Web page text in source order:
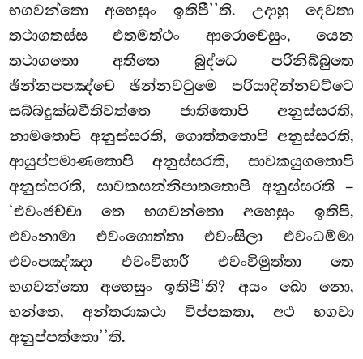
භගවන්තො අහෙසුං ඉතිපී’’ති. උදාහු දෙවතා
තථාගතස්ස එතමත්ථං ආරොචෙසුං, යෙන
තථාගතො අතීතෙ බුද්ධෙ පරිනිබ්බුතෙ
ඡින්නපපඤ්චෙ ඡින්නවටුමෙ පරියාදින්නවට්ටෙ
සබ්බදුක්ඛවීතිවත්තෙ ජාතිතොපි අනුස්සරති,
නාමතොපි අනුස්සරති, ගොත්තතොපි අනුස්සරති,
ආයුප්පමාණතොපි අනුස්සරති, සාවකයුගතොපි
අනුස්සරති, සාවකසන්නිපාතතොපි අනුස්සරති –
‘එවංජච්චා තෙ භගවන්තො අහෙසුං ඉතිපි,
එවංනාමා එවංගොත්තා එවංසීලා එවංධම්මා
එවංපඤ්ඤා එවංවිහාරී එවංවිමුත්තා තෙ
භගවන්තො අහෙසුං ඉතිපී’ති? අයං ඛො නො,
භන්තෙ, අන්තරාකථා විප්පකතා, අථ භගවා
අනුප්පත්තො’’ති.